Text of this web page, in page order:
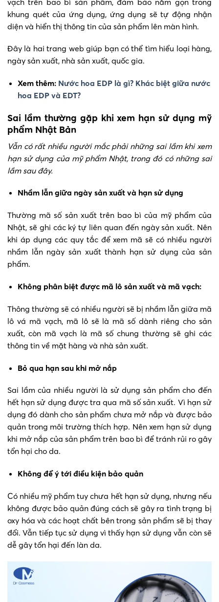
khung quét của ứng dụng, ứng dụng sẽ tự động nhận
diện và hiển thị thông tin của sản phẩm lên màn hình.
Đây là hai trang web giúp bạn có thể tìm hiểu loại hàng,
ngày sản xuất, nhà sản xuất, quốc gia.
Xem thêm: Nước hoa EDP là gì? Khác biệt giữa nước
hoa EDP và EDT?
Sai lầm thường gặp khi xem hạn sử dụng mỹ
phẩm Nhật Bản
Vẫn có rất nhiều người mắc phải những sai lầm khi xem
hạn sử dụng của mỹ phẩm Nhật, trong đó có những sai
lầm sau đây.
Nhầm lẫn giữa ngày sản xuất và hạn sử dụng
Thường mã số sản xuất trên bao bì của mỹ phẩm của
Nhật, sẽ ghi các ký tự liên quan đến ngày sản xuất. Nên
khi áp dụng các quy tắc để xem mã sẽ có nhiều người
nhầm lẫn ngày sản xuất thành hạn sử dụng của sản
phẩm.
Không phân biệt được mã lô sản xuất và mã vạch:
Thông thường sẽ có nhiều người sẽ bị nhầm lẫn giữa mã
lô vá mã vạch, mã lô sẽ là mã số dành riêng cho sản
xuất, còn mã vạch là mã số chung thường sẽ ghi các
thông tin về mặt hàng và nhà sản xuất.
Bỏ qua hạn sau khi mở nắp
Sai lầm của nhiều người là sử dụng sản phẩm cho đến
hết hạn sử dụng được tra qua mã số sản xuất. Vì hạn sử
dụng đó dành cho sản phẩm chưa mở nắp và được bảo
quản trong môi trường thích hợp. Nên xem hạn sử dụng
khi mở nắp của sản phẩm trên bao bì để tránh rủi ro gây
tổn hại cho da.
Không để ý tới điều kiện bảo quản
Có nhiều mỹ phẩm tuy chưa hết hạn sử dụng, nhưng nếu
không được bảo quản đúng cách sẽ gây ra tình trạng bị
oxy hóa và các hoạt chất bên trong sản phẩm sẽ bị thay
đổi. Vẫn tiếp tục sử dụng vì thấy hạn sử dụng vẫn còn sẽ
dễ gây tổn hại đến làn da.